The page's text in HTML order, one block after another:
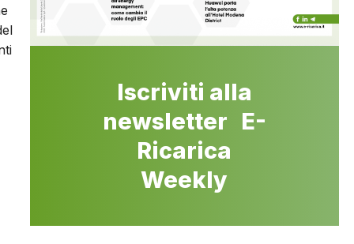
Iscriviti alla
newsletter E-
Ricarica
Weekly